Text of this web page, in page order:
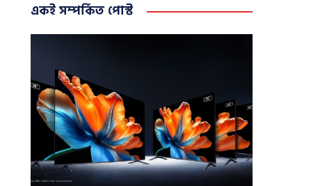
একই সম্পর্কিত পোস্ট